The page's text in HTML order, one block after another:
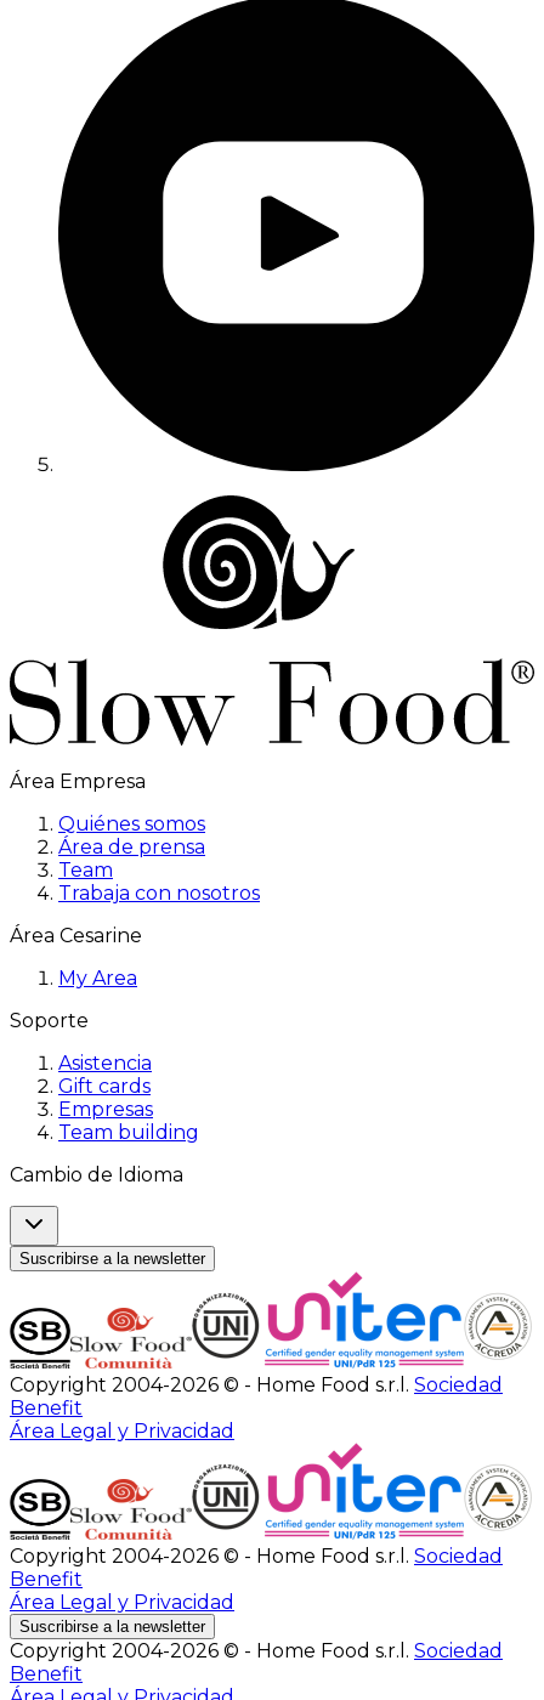
Área Empresa
Quiénes somos
Área de prensa
Team
Trabaja con nosotros
Área Cesarine
My Area
Soporte
Asistencia
Gift cards
Empresas
Team building
Cambio de Idioma
Suscribirse a la newsletter
Copyright 2004-2026 © - Home Food s.r.l. Sociedad
Benefit
Área Legal y Privacidad
Copyright 2004-2026 © - Home Food s.r.l. Sociedad
Benefit
Área Legal y Privacidad
Suscribirse a la newsletter
Copyright 2004-2026 © - Home Food s.r.l. Sociedad
Benefit